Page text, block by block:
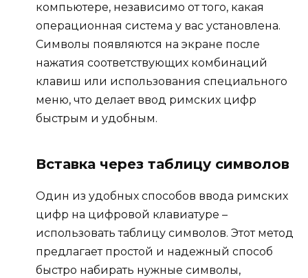
компьютере, независимо от того, какая
операционная система у вас установлена.
Символы появляются на экране после
нажатия соответствующих комбинаций
клавиш или использования специального
меню, что делает ввод римских цифр
быстрым и удобным.
Вставка через таблицу символов
Один из удобных способов ввода римских
цифр на цифровой клавиатуре –
использовать таблицу символов. Этот метод
предлагает простой и надежный способ
быстро набирать нужные символы,